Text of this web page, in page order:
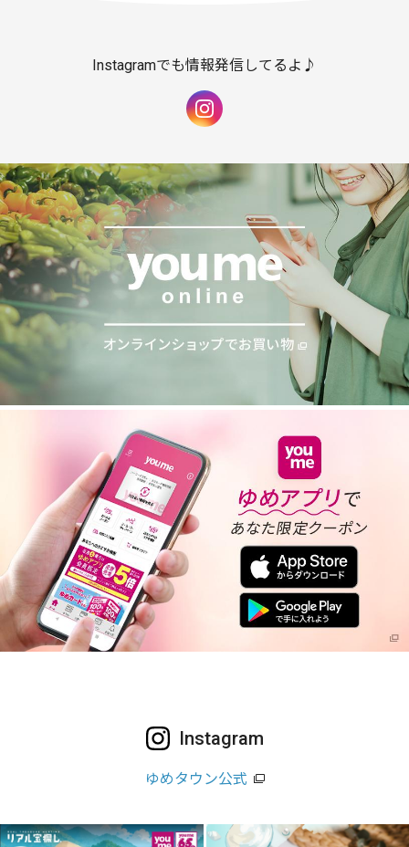
Instagramでも情報発信してるよ♪
Instagram
ゆめタウン公式